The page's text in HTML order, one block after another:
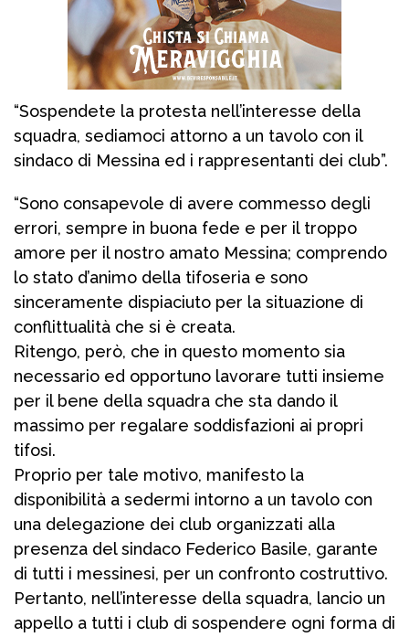
“Sospendete la protesta nell’interesse della
squadra, sediamoci attorno a un tavolo con il
sindaco di Messina ed i rappresentanti dei club”.
“Sono consapevole di avere commesso degli
errori, sempre in buona fede e per il troppo
amore per il nostro amato Messina; comprendo
lo stato d’animo della tifoseria e sono
sinceramente dispiaciuto per la situazione di
conflittualità che si è creata.
Ritengo, però, che in questo momento sia
necessario ed opportuno lavorare tutti insieme
per il bene della squadra che sta dando il
massimo per regalare soddisfazioni ai propri
tifosi.
Proprio per tale motivo, manifesto la
disponibilità a sedermi intorno a un tavolo con
una delegazione dei club organizzati alla
presenza del sindaco Federico Basile, garante
di tutti i messinesi, per un confronto costruttivo.
Pertanto, nell’interesse della squadra, lancio un
appello a tutti i club di sospendere ogni forma di